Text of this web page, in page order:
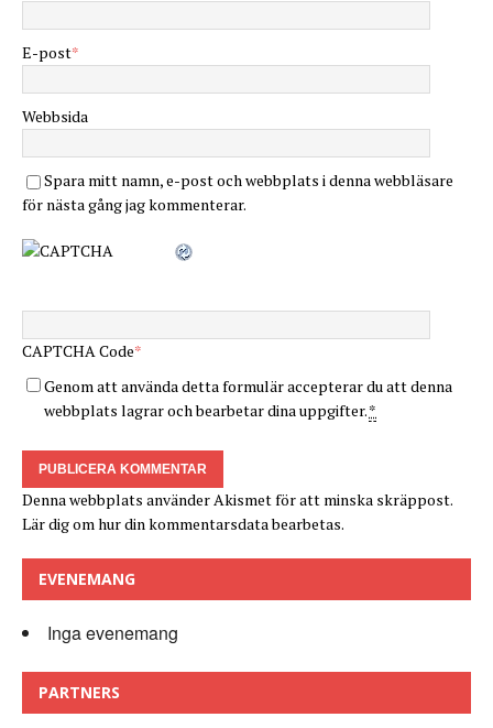
E-post*
Webbsida
Spara mitt namn, e-post och webbplats i denna webbläsare
för nästa gång jag kommenterar.
CAPTCHA Code*
Genom att använda detta formulär accepterar du att denna
webbplats lagrar och bearbetar dina uppgifter.*
Denna webbplats använder Akismet för att minska skräppost.
Lär dig om hur din kommentarsdata bearbetas.
EVENEMANG
Inga evenemang
PARTNERS